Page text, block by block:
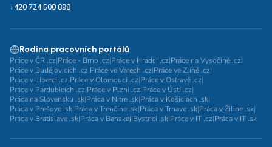
+420 724 500 898
Rodina pracovních portálů
Práce v ČR .cz|Práce - Brno .cz|Práce v Hradci .cz|Práce na Vysočině .cz|
Práce v Budějovicích .cz|Práce ve Varech .cz|Práce ve Zlíně .cz|
Práce v Liberci .cz|Práce v Olomouci .cz|Práce v Ostravě .cz|
Práce v Pardubicích .cz|Práce v Plzni .cz|Práce v Ústí .cz|
Práca na Slovensku .sk|Práca v Nitre .sk|Práca v Košiciach .sk|
Práca v Prešove .sk|Práca v Trenčíne .sk|Práca v Trnave .sk|Práca v Žiline .sk|
Práca v Bratislave .sk|Práca v Banskej Bystrici .sk|Práce v IT .cz|Práca v IT .sk